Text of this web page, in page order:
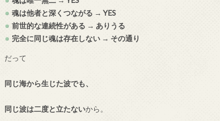
魂は他者と深くつながる → YES
前世的な連続性がある → ありうる
完全に同じ魂は存在しない → その通り
だって
同じ海から生じた波でも、
同じ波は二度と立たないから。